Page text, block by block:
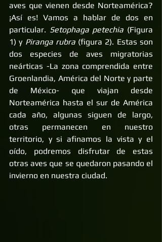
aves que vienen desde Norteamérica?
¡Así es! Vamos a hablar de dos en
particular. Setophaga petechia (Figura
1) y Piranga rubra (figura 2). Estas son
dos especies de aves migratorias
neárticas -La zona comprendida entre
Groenlandia, América del Norte y parte
de México- que viajan desde
Norteamérica hasta el sur de América
cada año, algunas siguen de largo,
otras permanecen en nuestro
territorio, y si afinamos la vista y el
oído, podremos disfrutar de estas
otras aves que se quedaron pasando el
invierno en nuestra ciudad.